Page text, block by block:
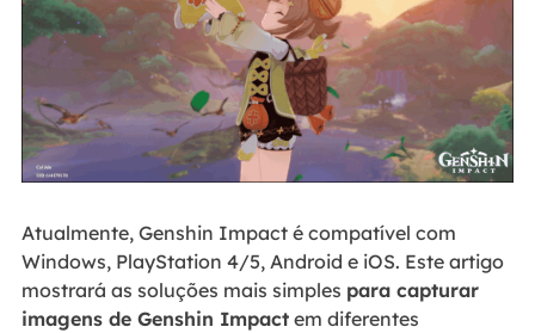
Atualmente, Genshin Impact é compatível com
Windows, PlayStation 4/5, Android e iOS. Este artigo
mostrará as soluções mais simples para capturar
imagens de Genshin Impactem diferentes